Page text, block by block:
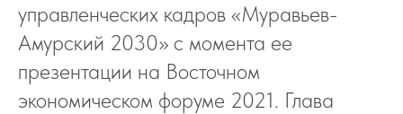
управленческих кадров «Муравьев-
Амурский 2030» с момента ее
презентации на Восточном
экономическом форуме 2021. Глава